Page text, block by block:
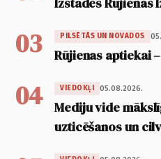
03 PILSĒTĀS UN NOVADOS
Rūjienas aptiekai
04 VIEDOKĻI 05.08.2026.
Mediju vide
uzticēšanos un